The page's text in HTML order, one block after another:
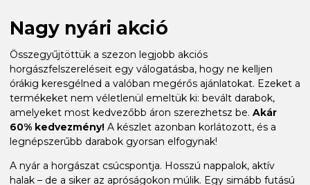
Nagy nyári akció
Összegyűjtöttük a szezon legjobb akciós
horgászfelszereléseit egy válogatásba, hogy ne kelljen
órákig keresgélned a valóban megérős ajánlatokat. Ezeket a
termékeket nem véletlenül emeltük ki: bevált darabok,
amelyeket most kedvezőbb áron szerezhetsz be. Akár
60% kedvezmény! A készlet azonban korlátozott, és a
legnépszerűbb darabok gyorsan elfogynak!
A nyár a horgászat csúcspontja. Hosszú nappalok, aktív
halak – de a siker az apróságokon múlik. Egy simább futású